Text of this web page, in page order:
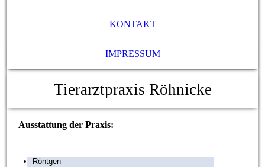
KONTAKT
IMPRESSUM
Tierarztpraxis Röhnicke
Ausstattung der Praxis:
Röntgen